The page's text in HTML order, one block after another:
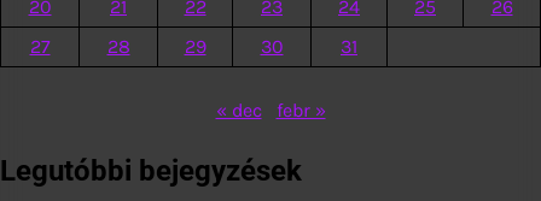
20 21 22 23 24 25
26
27
28 29 30 31
« dec febr »
Legutóbbi bejegyzések